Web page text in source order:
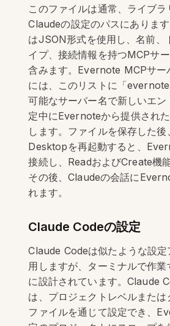
このファイルは通常、ライブ
Claudeの設定のパスにありま
はJSON形式を使用し、名前、
イプ、接続情報を持つMCPサ
含みます。Evernote MCPサー
には、このリストに「
可能なサーバー名で新しいエン
定中にEvernoteから提供され
します。ファイルを保存した
Desktopを再起動すると、
接続し、ReadおよびCreate機
その後、Claudeの会話に
れます。
Claude Codeの設定
Claude Codeは似たような設定
用しますが、ターミナルで作
に設計されています。Claude
は、プロジェクトレベルまた
ファイルを通じて設定でき、